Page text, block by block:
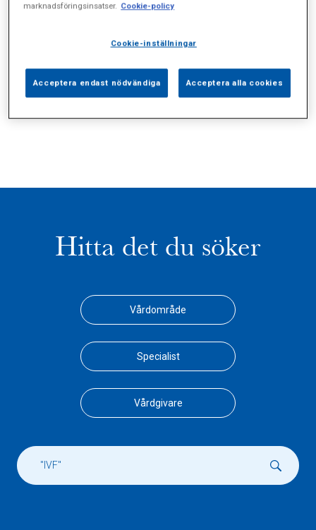
Vårdgivare (1)
Hitta det du söker
Vårdområde
Specialist
Vårdgivare
marknadsföringsinsatser. Cookie-policy
Cookie-inställningar
Acceptera endast nödvändiga Acceptera alla cookies